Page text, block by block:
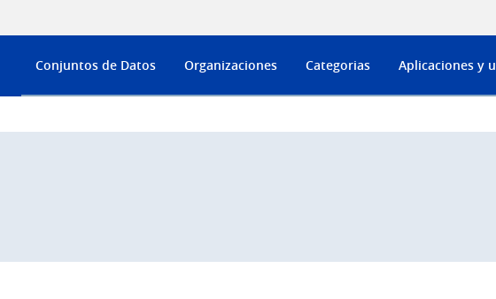
Conjuntos de Datos Organizaciones Categorias Aplicaciones y